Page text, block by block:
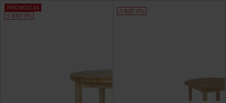
PROMOCJA
5 RAT 0%
5 RAT 0%